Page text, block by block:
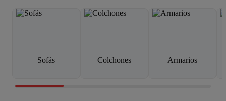
Sofás Colchones Armarios